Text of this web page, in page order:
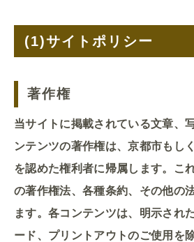
(1)サイトポリシー
著作権
当サイトに掲載されている文章、
ンテンツの著作権は、京都市もし
を認めた権利者に帰属します。こ
の著作権法、各種条約、その他の
ます。各コンテンツは、明示され
ード、プリントアウトのご使用を